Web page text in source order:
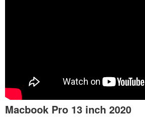
Macbook Pro 13 inch 2020